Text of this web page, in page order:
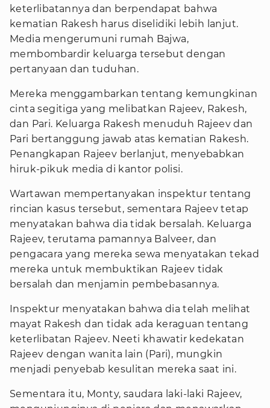
keterlibatannya dan berpendapat bahwa
kematian Rakesh harus diselidiki lebih lanjut.
Media mengerumuni rumah Bajwa,
membombardir keluarga tersebut dengan
pertanyaan dan tuduhan.
Mereka menggambarkan tentang kemungkinan
cinta segitiga yang melibatkan Rajeev, Rakesh,
dan Pari. Keluarga Rakesh menuduh Rajeev dan
Pari bertanggung jawab atas kematian Rakesh.
Penangkapan Rajeev berlanjut, menyebabkan
hiruk-pikuk media di kantor polisi.
Wartawan mempertanyakan inspektur tentang
rincian kasus tersebut, sementara Rajeev tetap
menyatakan bahwa dia tidak bersalah. Keluarga
Rajeev, terutama pamannya Balveer, dan
pengacara yang mereka sewa menyatakan tekad
mereka untuk membuktikan Rajeev tidak
bersalah dan menjamin pembebasannya.
Inspektur menyatakan bahwa dia telah melihat
mayat Rakesh dan tidak ada keraguan tentang
keterlibatan Rajeev. Neeti khawatir kedekatan
Rajeev dengan wanita lain (Pari), mungkin
menjadi penyebab kesulitan mereka saat ini.
Sementara itu, Monty, saudara laki-laki Rajeev,